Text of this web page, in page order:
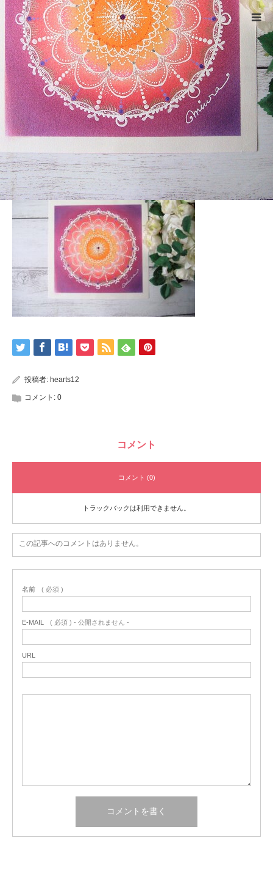
ホーム CIMG9048
Warning: ltrim() expects parameter 1 to be string, object given
in/home/xs524725/reiki-kumamoto.com/public_html/wp-
includes/formatting.phpon line4343
CIMG9048
投稿者: hearts12
コメント: 0
コメント
コメント (0)
トラックバックは利用できません。
この記事へのコメントはありません。
名前 ( 必須 )
E-MAIL ( 必須 ) - 公開されません -
URL